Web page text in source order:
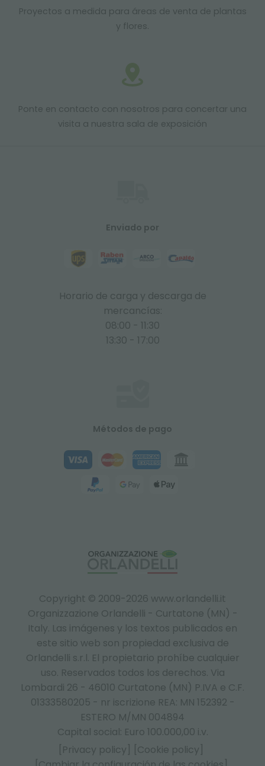
Proyectos a medida para áreas de venta de plantas
y flores.
Ponte en contacto con nosotros para concertar una
visita a nuestra sala de exposición
Copyright © 2009-2026 www.orlandelli.it
Organizzazione Orlandelli - Curtatone (MN) -
Italy. Las imágenes y los textos publicados en
este sitio web son propiedad exclusiva de
Orlandelli s.r.l. El propietario prohíbe cualquier
uso. Reservados todos los derechos. Via
Lombardi 26 - 46010 Curtatone (MN) P.IVA e C.F.
01333580205 - nr iscrizione REA: MN 152392 -
ESTERO M/MN 004894
Capital social: Euro 100.000,00 i.v.
[Privacy policy]
[Cookie policy]
Enviado por
Horario de carga y descarga de
mercancías:
08:00 - 11:30
13:30 - 17:00
Métodos de pago